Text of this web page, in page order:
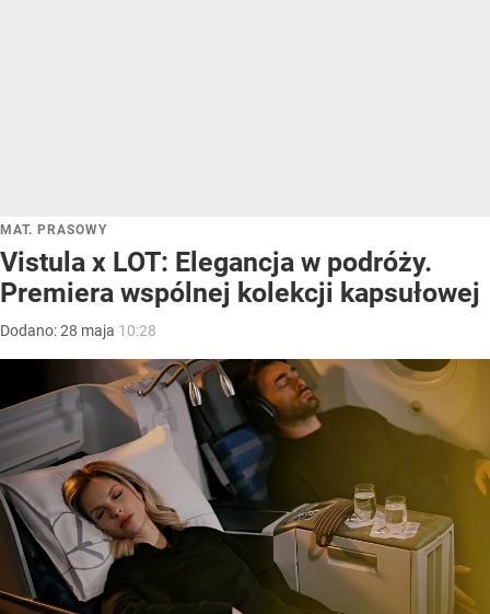
MAT. PRASOWY
Vistula x LOT: Elegancja w podróży.
Premiera wspólnej kolekcji kapsułowej
Dodano:28 maja 10:28